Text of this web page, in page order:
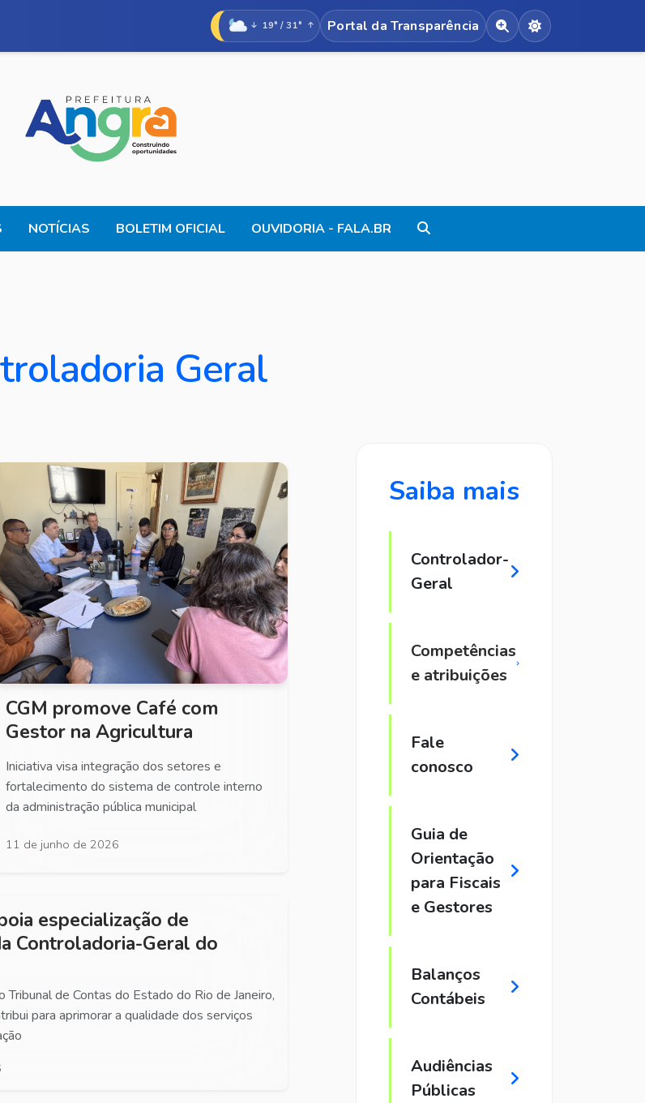
19° / 31° Portal da Transparência Acessibilidade de texto
Alternar modo
NOTÍCIAS BOLETIM OFICIAL OUVIDORIA - FALA.BR
Geral
CGM promove Café com
Gestor na Agricultura
Iniciativa visa integração dos setores e
fortalecimento do sistema de controle interno
da administração pública municipal
11 de junho de 2026
especialização de
Controladoria-Geral do
Tribunal de Contas do Estado do Rio de Janeiro,
para aprimorar a qualidade dos serviços
Saiba mais
Controlador-
Geral
Competências
e atribuições
Fale
conosco
Guia de
Orientação
para Fiscais
e Gestores
Balanços
Contábeis
Audiências
Públicas